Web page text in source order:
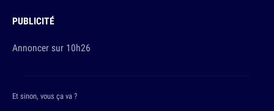
PUBLICITÉ
Annoncer sur 10h26
Et sinon, vous ça va ?